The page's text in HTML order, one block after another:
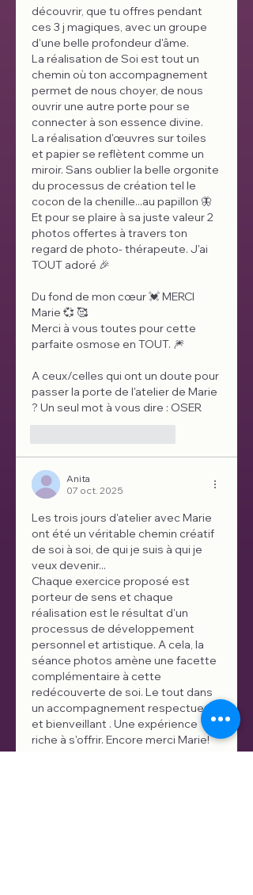
découvrir, que tu offres pendant
ces 3 j magiques, avec un groupe
d'une belle profondeur d'âme.
La réalisation de Soi est tout un
chemin où ton accompagnement
permet de nous choyer, de nous
ouvrir une autre porte pour se
connecter à son essence divine.
La réalisation d'œuvres sur toiles
et papier se reflètent comme un
miroir. Sans oublier la belle orgonite
du processus de création tel le
cocon de la chenille...au papillon 🦋
Et pour se plaire à sa juste valeur 2
photos offertes à travers ton
regard de photo- thérapeute. J'ai
TOUT adoré 🎉
Du fond de mon cœur 💓 MERCI
Marie 💞 🥰
Merci à vous toutes pour cette
parfaite osmose en TOUT. 🎆
A ceux/celles qui ont un doute pour
passer la porte de l'atelier de Marie
? Un seul mot à vous dire : OSER
Anita
07 oct. 2025
Les trois jours d'atelier avec Marie
ont été un véritable chemin créatif
de soi à soi, de qui je suis à qui je
veux devenir...
Chaque exercice proposé est
porteur de sens et chaque
réalisation est le résultat d'un
processus de développement
personnel et artistique. A cela, la
séance photos amène une facette
complémentaire à cette
redécouverte de soi. Le tout dans
un accompagnement respectueux
et bienveillant . Une expérience
riche à s'offrir. Encore merci Marie!